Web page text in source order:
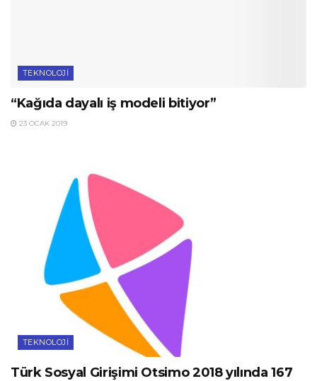
TEKNOLOJI
“Kağıda dayalı iş modeli bitiyor”
23 OCAK 2019
TEKNOLOJI
Türk Sosyal Girişimi Otsimo 2018 yılında 167